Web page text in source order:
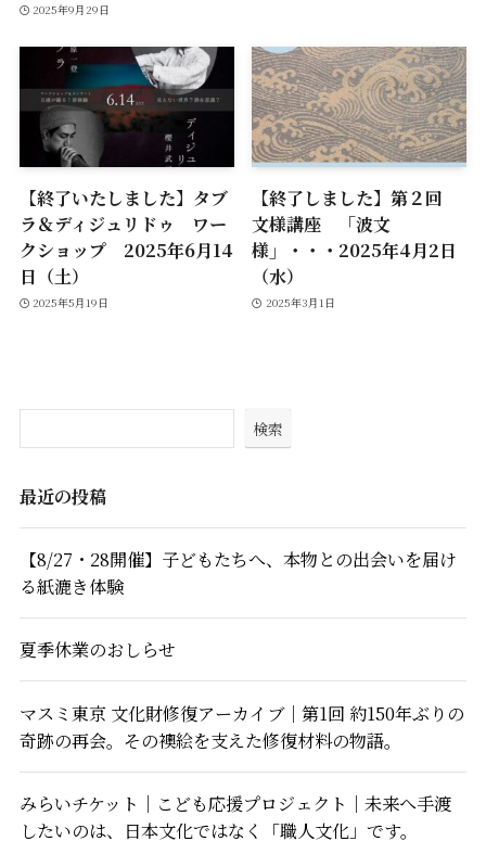
2025年9月29日
【終了いたしました】タブ
ラ＆ディジュリドゥ ワー
クショップ 2025年6月14
日（土）
2025年5月19日
【終了しました】第２回
文様講座 「波文
様」・・・2025年4月2日
（水）
2025年3月1日
検索
最近の投稿
【8/27・28開催】子どもたちへ、本物との出会いを届け
る紙漉き体験
夏季休業のおしらせ
マスミ東京 文化財修復アーカイブ｜第1回 約150年ぶりの
奇跡の再会。その襖絵を支えた修復材料の物語。
みらいチケット｜こども応援プロジェクト｜未来へ手渡
したいのは、日本文化ではなく「職人文化」です。